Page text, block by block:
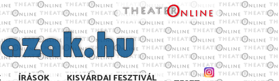
ÍRÁSOK KISVÁRDAI FESZTIVÁL